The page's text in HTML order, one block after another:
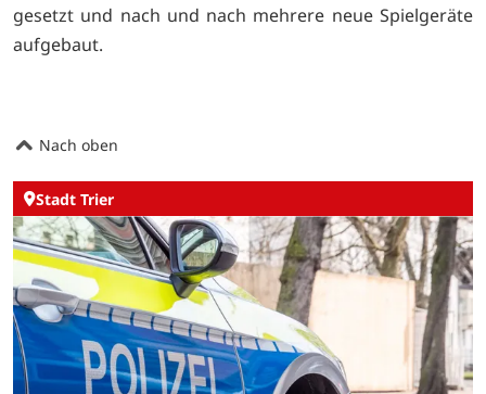
gesetzt und nach und nach mehrere neue Spielgeräte
aufgebaut.
Nach oben
Stadt Trier